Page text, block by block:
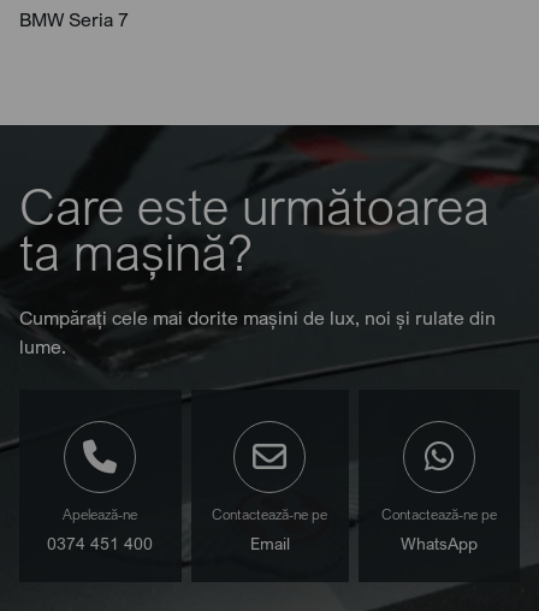
BMW Seria 7
Care este următoarea
ta mașină?
Cumpărați cele mai dorite mașini de lux, noi și rulate din
lume.
Apelează-ne
0374 451 400
Contactează-ne pe
Email
Contactează-ne pe
WhatsApp